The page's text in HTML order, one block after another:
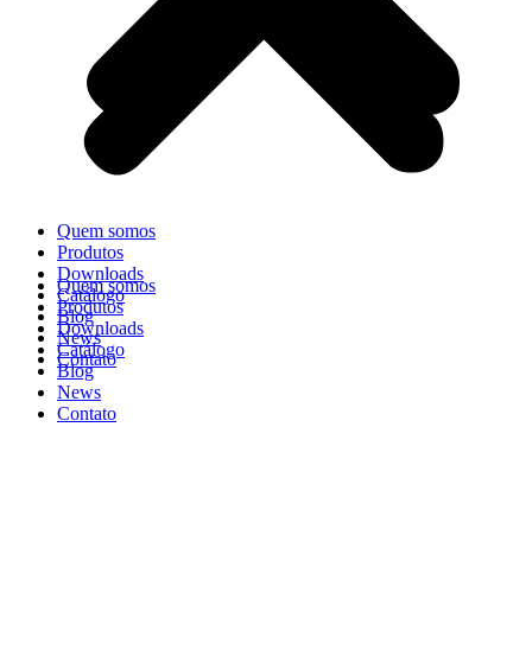
Quem somos
Produtos
Downloads
Catálogo
Blog
News
Contato
Quem somos
Produtos
Downloads
Catálogo
Blog
News
Contato